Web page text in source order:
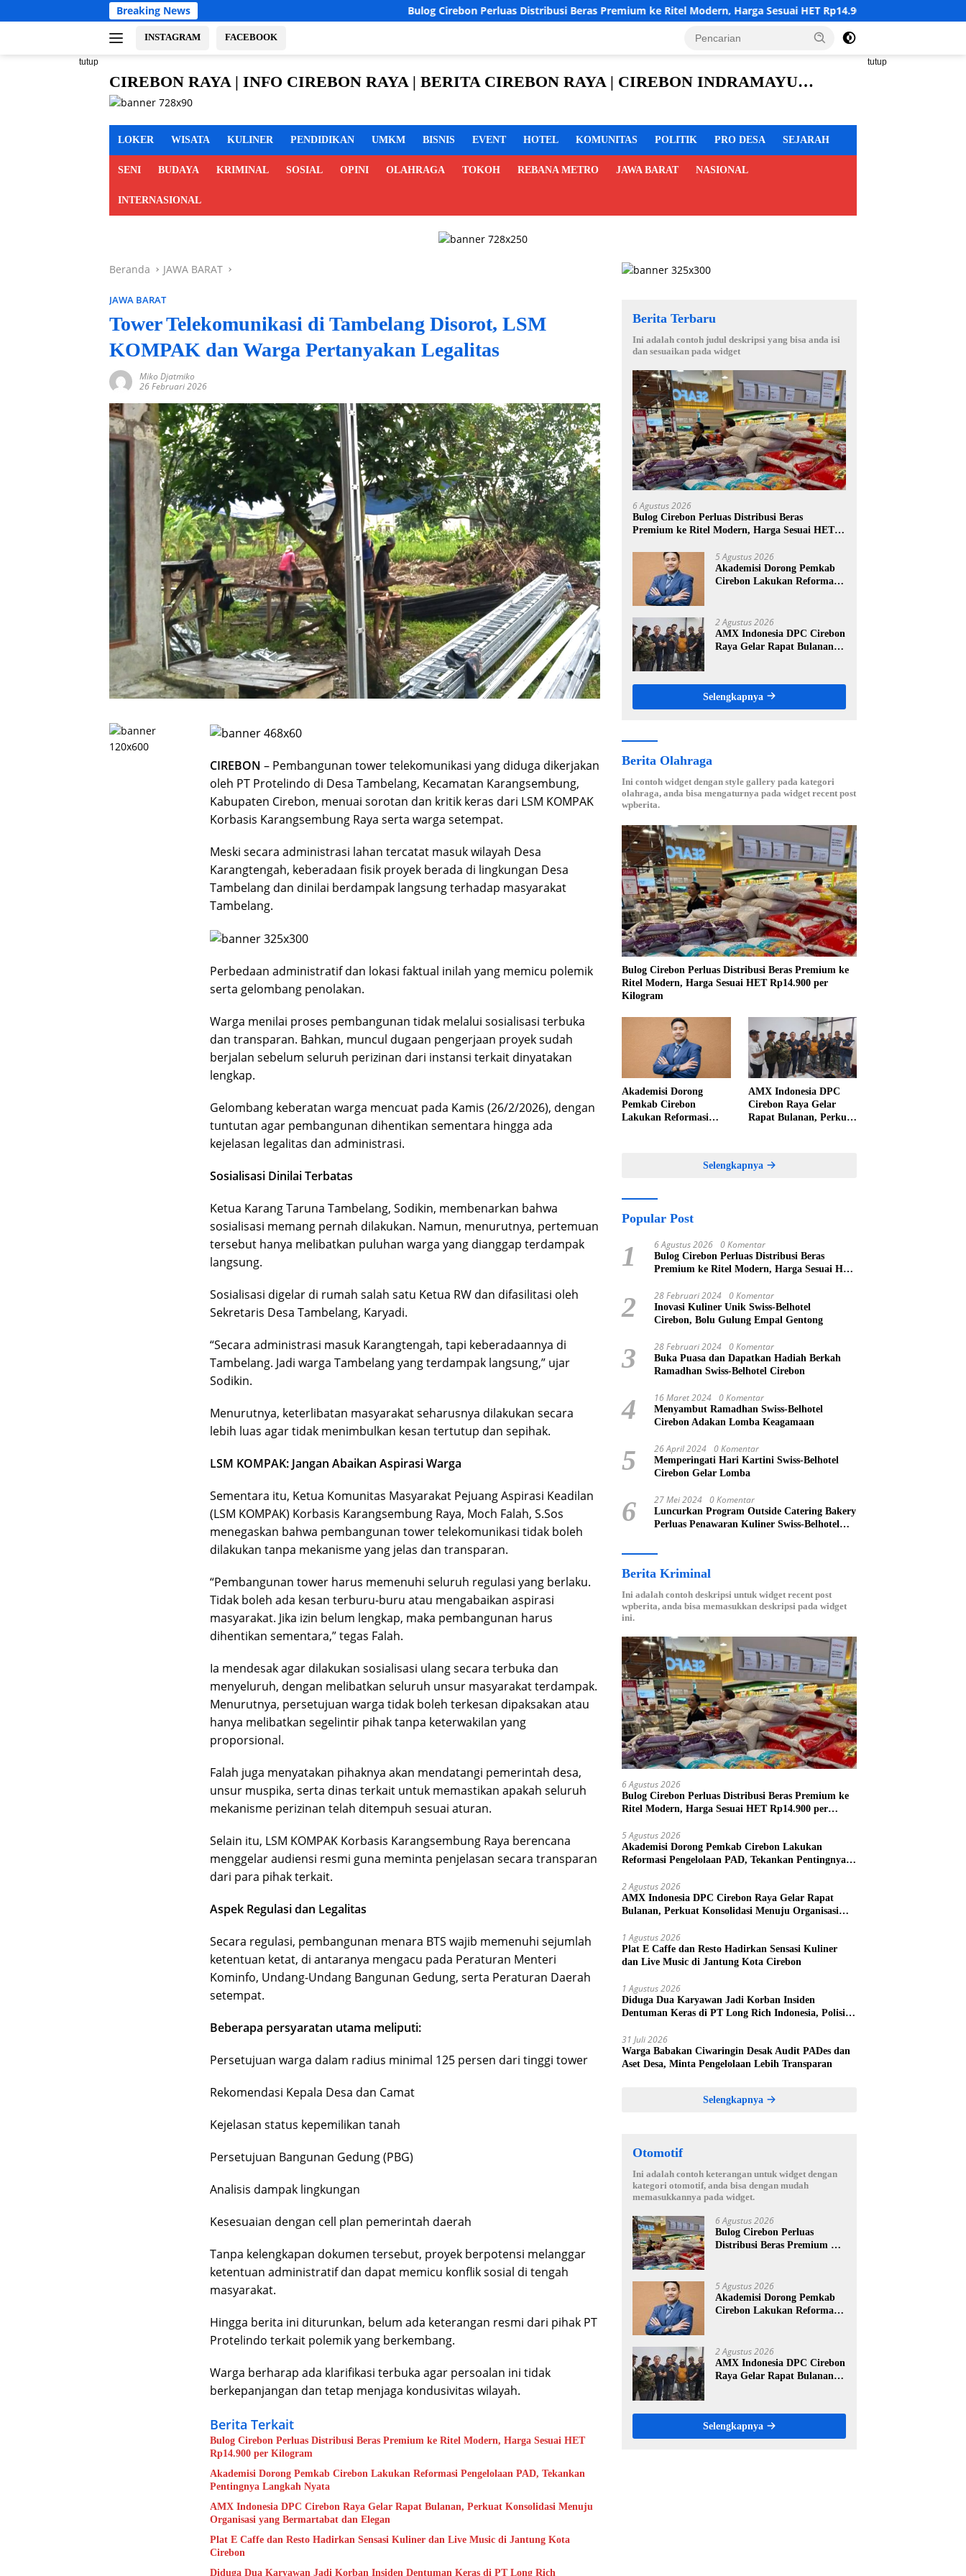
ke
Breaking News Bulog Cirebon Perluas Distribusi Beras Premium ke Ritel Modern, Harga Sesuai HET Rp14.900 per Kilogram
INSTAGRAM FACEBOOK
tutup tutup
CIREBON RAYA | INFO CIREBON RAYA | BERITA CIREBON RAYA | CIREBON INDRAMAYU
MAJALENGKA KUNINGAN
cirebon
info
raya,
cirebon
kuningan
LOKER WISATA KULINER PENDIDIKAN UMKM BISNIS EVENT HOTEL KOMUNITAS POLITIK PRO DESA SEJARAH
SENI BUDAYA KRIMINAL SOSIAL OPINI OLAHRAGA TOKOH REBANA METRO JAWA BARAT NASIONAL
INTERNASIONAL
Beranda JAWA BARAT
JAWA BARAT
Tower Telekomunikasi di Tambelang Disorot, LSM
KOMPAK dan Warga Pertanyakan Legalitas
Miko Djatmiko
26 Februari 2026
CIREBON – Pembangunan tower telekomunikasi yang diduga dikerjakan
oleh PT Protelindo di Desa Tambelang, Kecamatan Karangsembung,
Kabupaten Cirebon, menuai sorotan dan kritik keras dari LSM KOMPAK
Korbasis Karangsembung Raya serta warga setempat.
Meski secara administrasi lahan tercatat masuk wilayah Desa
Karangtengah, keberadaan fisik proyek berada di lingkungan Desa
Tambelang dan dinilai berdampak langsung terhadap masyarakat
Tambelang.
Perbedaan administratif dan lokasi faktual inilah yang memicu polemik
serta gelombang penolakan.
Warga menilai proses pembangunan tidak melalui sosialisasi terbuka
dan transparan. Bahkan, muncul dugaan pengerjaan proyek sudah
berjalan sebelum seluruh perizinan dari instansi terkait dinyatakan
lengkap.
Gelombang keberatan warga mencuat pada Kamis (26/2/2026), dengan
tuntutan agar pembangunan dihentikan sementara hingga ada
kejelasan legalitas dan administrasi.
Sosialisasi Dinilai Terbatas
Ketua Karang Taruna Tambelang, Sodikin, membenarkan bahwa
sosialisasi memang pernah dilakukan. Namun, menurutnya, pertemuan
tersebut hanya melibatkan puluhan warga yang dianggap terdampak
langsung.
Sosialisasi digelar di rumah salah satu Ketua RW dan difasilitasi oleh
Sekretaris Desa Tambelang, Karyadi.
“Secara administrasi masuk Karangtengah, tapi keberadaannya di
Tambelang. Jadi warga Tambelang yang terdampak langsung,” ujar
Sodikin.
Menurutnya, keterlibatan masyarakat seharusnya dilakukan secara
lebih luas agar tidak menimbulkan kesan tertutup dan sepihak.
LSM KOMPAK: Jangan Abaikan Aspirasi Warga
Sementara itu, Ketua Komunitas Masyarakat Pejuang Aspirasi Keadilan
(LSM KOMPAK) Korbasis Karangsembung Raya, Moch Falah, S.Sos
menegaskan bahwa pembangunan tower telekomunikasi tidak boleh
dilakukan tanpa mekanisme yang jelas dan transparan.
“Pembangunan tower harus memenuhi seluruh regulasi yang berlaku.
Tidak boleh ada kesan terburu-buru atau mengabaikan aspirasi
masyarakat. Jika izin belum lengkap, maka pembangunan harus
dihentikan sementara,” tegas Falah.
Ia mendesak agar dilakukan sosialisasi ulang secara terbuka dan
menyeluruh, dengan melibatkan seluruh unsur masyarakat terdampak.
Menurutnya, persetujuan warga tidak boleh terkesan dipaksakan atau
hanya melibatkan segelintir pihak tanpa keterwakilan yang
proporsional.
Falah juga menyatakan pihaknya akan mendatangi pemerintah desa,
unsur muspika, serta dinas terkait untuk memastikan apakah seluruh
mekanisme perizinan telah ditempuh sesuai aturan.
Selain itu, LSM KOMPAK Korbasis Karangsembung Raya berencana
menggelar audiensi resmi guna meminta penjelasan secara transparan
dari para pihak terkait.
Aspek Regulasi dan Legalitas
Secara regulasi, pembangunan menara BTS wajib memenuhi sejumlah
ketentuan ketat, di antaranya mengacu pada Peraturan Menteri
Kominfo, Undang-Undang Bangunan Gedung, serta Peraturan Daerah
setempat.
Beberapa persyaratan utama meliputi:
Persetujuan warga dalam radius minimal 125 persen dari tinggi tower
Rekomendasi Kepala Desa dan Camat
Kejelasan status kepemilikan tanah
Persetujuan Bangunan Gedung (PBG)
Analisis dampak lingkungan
Kesesuaian dengan cell plan pemerintah daerah
Tanpa kelengkapan dokumen tersebut, proyek berpotensi melanggar
ketentuan administratif dan dapat memicu konflik sosial di tengah
masyarakat.
Hingga berita ini diturunkan, belum ada keterangan resmi dari pihak PT
Protelindo terkait polemik yang berkembang.
Warga berharap ada klarifikasi terbuka agar persoalan ini tidak
berkepanjangan dan tetap menjaga kondusivitas wilayah.
Berita Terkait
Bulog Cirebon Perluas Distribusi Beras Premium ke Ritel Modern, Harga Sesuai HET
Rp14.900 per Kilogram
Akademisi Dorong Pemkab Cirebon Lakukan Reformasi Pengelolaan PAD, Tekankan
Pentingnya Langkah Nyata
AMX Indonesia DPC Cirebon Raya Gelar Rapat Bulanan, Perkuat Konsolidasi Menuju
Organisasi yang Bermartabat dan Elegan
Plat E Caffe dan Resto Hadirkan Sensasi Kuliner dan Live Music di Jantung Kota
Cirebon
Diduga Dua Karyawan Jadi Korban Insiden Dentuman Keras di PT Long Rich
Berita Terbaru
Ini adalah contoh judul deskripsi yang bisa anda isi
dan sesuaikan pada widget
6 Agustus 2026
Bulog Cirebon Perluas Distribusi Beras
Premium ke Ritel Modern, Harga Sesuai HET
5 Agustus 2026
Akademisi Dorong Pemkab
Cirebon Lakukan Reformasi
2 Agustus 2026
AMX Indonesia DPC Cirebon
Raya Gelar Rapat Bulanan,
dan Elegan
Selengkapnya
Berita Olahraga
Ini contoh widget dengan style gallery pada kategori
olahraga, anda bisa mengaturnya pada widget recent post
wpberita.
Bulog Cirebon Perluas Distribusi Beras Premium ke
Ritel Modern, Harga Sesuai HET Rp14.900 per
Kilogram
Akademisi Dorong
Pemkab Cirebon
Lakukan Reformasi
AMX Indonesia DPC
Cirebon Raya Gelar
Rapat Bulanan, Perkuat
Selengkapnya
Popular Post
1 6 Agustus 2026 0 Komentar
Bulog Cirebon Perluas Distribusi Beras
Premium ke Ritel Modern, Harga Sesuai HET
2 28 Februari 2024 0 Komentar
Inovasi Kuliner Unik Swiss-Belhotel
Cirebon, Bolu Gulung Empal Gentong
3 28 Februari 2024 0 Komentar
Buka Puasa dan Dapatkan Hadiah Berkah
Ramadhan Swiss-Belhotel Cirebon
4 16 Maret 2024 0 Komentar
Menyambut Ramadhan Swiss-Belhotel
Cirebon Adakan Lomba Keagamaan
5 26 April 2024 0 Komentar
Memperingati Hari Kartini Swiss-Belhotel
Cirebon Gelar Lomba
6 27 Mei 2024 0 Komentar
Luncurkan Program Outside Catering Bakery
Perluas Penawaran Kuliner Swiss-Belhotel
Berita Kriminal
Ini adalah contoh deskripsi untuk widget recent post
wpberita, anda bisa memasukkan deskripsi pada widget
ini.
6 Agustus 2026
Bulog Cirebon Perluas Distribusi Beras Premium ke
Ritel Modern, Harga Sesuai HET Rp14.900 per
5 Agustus 2026
Akademisi Dorong Pemkab Cirebon Lakukan
Reformasi Pengelolaan PAD, Tekankan Pentingnya
2 Agustus 2026
AMX Indonesia DPC Cirebon Raya Gelar Rapat
Bulanan, Perkuat Konsolidasi Menuju Organisasi
1 Agustus 2026
Plat E Caffe dan Resto Hadirkan Sensasi Kuliner
dan Live Music di Jantung Kota Cirebon
1 Agustus 2026
Diduga Dua Karyawan Jadi Korban Insiden
Dentuman Keras di PT Long Rich Indonesia, Polisi
31 Juli 2026
Warga Babakan Ciwaringin Desak Audit PADes dan
Aset Desa, Minta Pengelolaan Lebih Transparan
Selengkapnya
Otomotif
Ini adalah contoh keterangan untuk widget dengan
kategori otomotif, anda bisa dengan mudah
memasukkannya pada widget.
6 Agustus 2026
Bulog Cirebon Perluas
Distribusi Beras Premium ke
5 Agustus 2026
Akademisi Dorong Pemkab
Cirebon Lakukan Reformasi
2 Agustus 2026
AMX Indonesia DPC Cirebon
Raya Gelar Rapat Bulanan,
dan Elegan
Selengkapnya